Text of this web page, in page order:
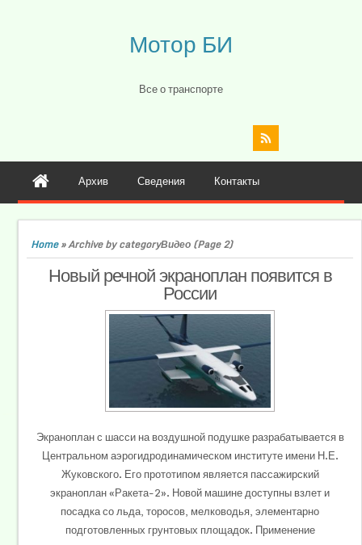
Мотор БИ
Все о транспорте
Архив Сведения Контакты
Home»Archive by categoryВидео (Page 2)
Новый речной экраноплан появится в
России
Экраноплан с шасси на воздушной подушке разрабатывается в
Центральном аэрогидродинамическом институте имени Н.Е.
Жуковского. Его прототипом является пассажирский
экраноплан «Ракета-2». Новой машине доступны взлет и
посадка со льда, торосов, мелководья, элементарно
подготовленных грунтовых площадок. Применение